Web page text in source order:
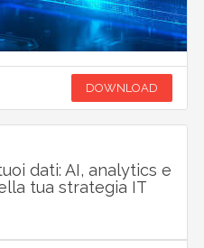
DOWNLOAD
dati: AI, analytics e
tua strategia IT